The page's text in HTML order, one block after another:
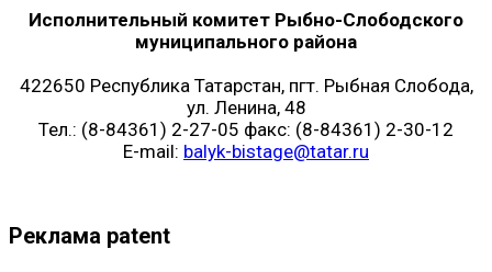
Исполнительный комитет Рыбно-Слободского
муниципального района
422650 Республика Татарстан, пгт. Рыбная Слобода,
ул. Ленина, 48
Тел.: (8-84361) 2-27-05 факс: (8-84361) 2-30-12
E-mail: balyk-bistage@tatar.ru
Реклама patent